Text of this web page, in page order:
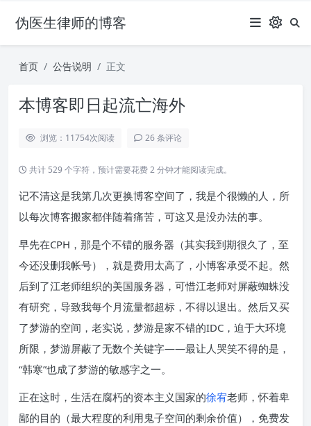
伪医生律师的博客
首页 公告说明 正文
本博客即日起流亡海外
浏览：11754次阅读 26 条评论
共计 529 个字符，预计需要花费 2 分钟才能阅读完成。
记不清这是我第几次更换博客空间了，我是个很懒的人，所
以每次博客搬家都伴随着痛苦，可这又是没办法的事。
早先在CPH，那是个不错的服务器（其实我到期很久了，至
今还没删我帐号），就是费用太高了，小博客承受不起。然
后到了江老师组织的美国服务器，可惜江老师对屏蔽蜘蛛没
有研究，导致我每个月流量都超标，不得以退出。然后又买
了梦游的空间，老实说，梦游是家不错的IDC，迫于大环境
所限，梦游屏蔽了无数个关键字——最让人哭笑不得的是，
“韩寒”也成了梦游的敏感字之一。
正在这时，生活在腐朽的资本主义国家的徐宥老师，怀着卑
鄙的目的（最大程度的利用鬼子空间的剩余价值），免费发